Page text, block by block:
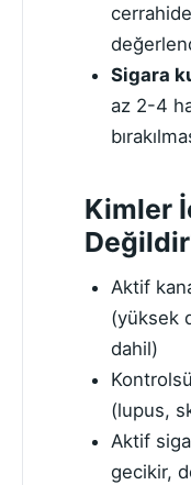
Sigara
az 2-4
Kimler
Aktif
(yüksek
dahil)
(lupus,
Aktif
gecikir,